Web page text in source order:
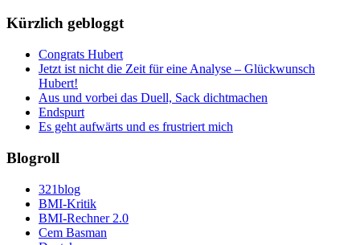
Kürzlich gebloggt
Congrats Hubert
Jetzt ist nicht die Zeit für eine Analyse – Glückwunsch
Hubert!
Aus und vorbei das Duell, Sack dichtmachen
Endspurt
Es geht aufwärts und es frustriert mich
Blogroll
321blog
BMI-Kritik
BMI-Rechner 2.0
Cem Basman